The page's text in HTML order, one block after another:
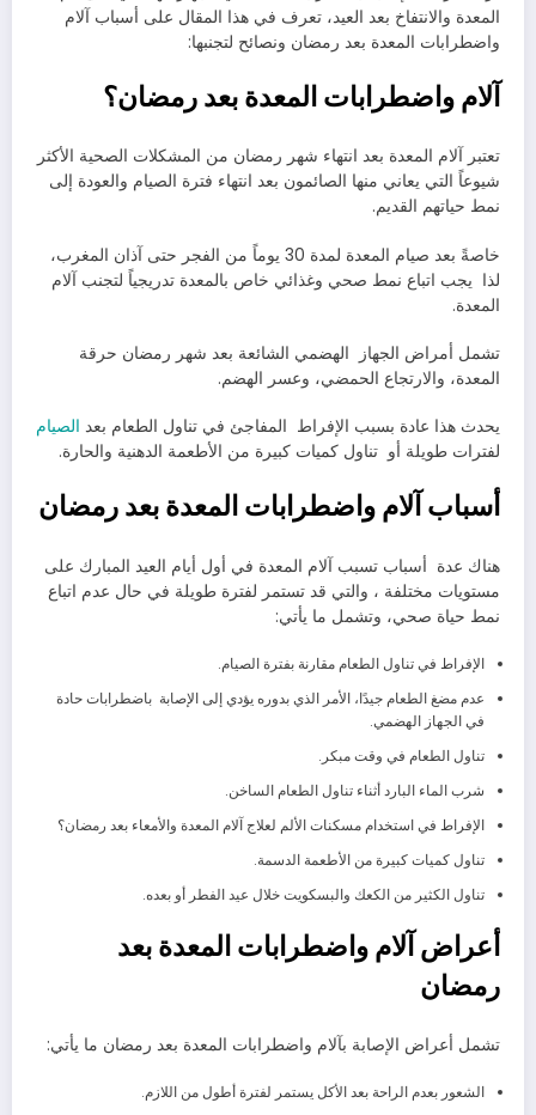
المعدة والانتفاخ بعد العيد، تعرف في هذا المقال على أسباب آلام
واضطرابات المعدة بعد رمضان ونصائح لتجنبها:
آلام واضطرابات المعدة بعد رمضان؟
تعتبر آلام المعدة بعد انتهاء شهر رمضان من المشكلات الصحية الأكثر
شيوعاً التي يعاني منها الصائمون بعد انتهاء فترة الصيام والعودة إلى
نمط حياتهم القديم.
خاصةً بعد صيام المعدة لمدة 30 يوماً من الفجر حتى آذان المغرب،
لذا يجب اتباع نمط صحي وغذائي خاص بالمعدة تدريجياً لتجنب آلام
المعدة.
تشمل أمراض الجهاز الهضمي الشائعة بعد شهر رمضان حرقة
المعدة، والارتجاع الحمضي، وعسر الهضم.
يحدث هذا عادة بسبب الإفراط المفاجئ في تناول الطعام بعد الصيام
لفترات طويلة أو تناول كميات كبيرة من الأطعمة الدهنية والحارة.
أسباب آلام واضطرابات المعدة بعد رمضان
هناك عدة أسباب تسبب آلام المعدة في أول أيام العيد المبارك على
مستويات مختلفة ، والتي قد تستمر لفترة طويلة في حال عدم اتباع
نمط حياة صحي، وتشمل ما يأتي:
الإفراط في تناول الطعام مقارنة بفترة الصيام.
عدم مضغ الطعام جيدًا، الأمر الذي بدوره يؤدي إلى الإصابة باضطرابات حادة
في الجهاز الهضمي.
تناول الطعام في وقت مبكر.
شرب الماء البارد أثناء تناول الطعام الساخن.
الإفراط في استخدام مسكنات الألم لعلاج آلام المعدة والأمعاء بعد رمضان؟
تناول كميات كبيرة من الأطعمة الدسمة.
تناول الكثير من الكعك والبسكويت خلال عيد الفطر أو بعده.
أعراض آلام واضطرابات المعدة بعد
رمضان
تشمل أعراض الإصابة بآلام واضطرابات المعدة بعد رمضان ما يأتي:
الشعور بعدم الراحة بعد الأكل يستمر لفترة أطول من اللازم.